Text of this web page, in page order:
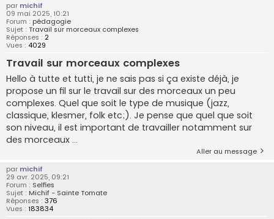
par michif
09 mai 2025, 10:21
Forum : pédagogie
Sujet : Travail sur morceaux complexes
Réponses : 2
Vues : 4029
Travail sur morceaux complexes
Hello à tutte et tutti, je ne sais pas si ça existe déjà, je
propose un fil sur le travail sur des morceaux un peu
complexes. Quel que soit le type de musique (jazz,
classique, klesmer, folk etc;). Je pense que quel que soit
son niveau, il est important de travailler notamment sur
des morceaux ...
Aller au message
par michif
29 avr. 2025, 09:21
Forum : Selfies
Sujet : Michif - Sainte Tomate
Réponses : 376
Vues : 183834